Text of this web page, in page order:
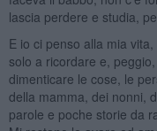
lascia perdere e studia,
E io ci penso alla mia
solo a ricordare e,
dimenticare le cose, le
della mamma, dei nonni,
parole e poche storie da